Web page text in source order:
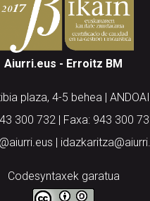
Aiurri.eus - Erroitz BM
plaza, 4-5 behea |
300 732 | Faxa: 943 300
|
Codesyntaxek garatua